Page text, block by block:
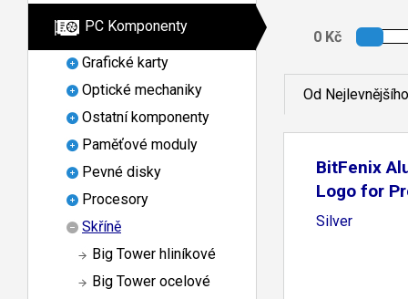
PC Komponenty
Grafické karty
Optické mechaniky
Ostatní komponenty
Paměťové moduly
Pevné disky
Procesory
Skříně
Big Tower hliníkové
Big Tower ocelové
Od Nejlevnějšího
BitFenix
Logo for
Silver